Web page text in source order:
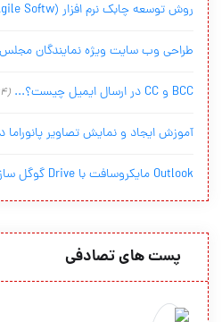
روش توسعه چابک نرم افزار (Agile Softw...
طراحی وب سایت ویژه نمایندگان
BCC و CC در ارسال ایمیل چیست؟... (8,964 بازدید)
آموزش ایجاد و نمایش تصاویر پانوراما
Outlook مایکروسافت با Drive گوگل سازگ...
پست های تصادفی